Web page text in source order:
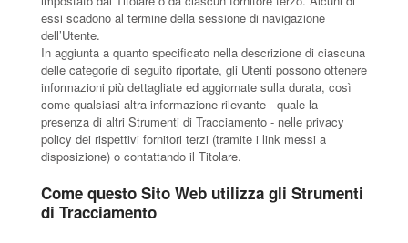
essi scadono al termine della sessione di navigazione
dell’Utente.
In aggiunta a quanto specificato nella descrizione di ciascuna
delle categorie di seguito riportate, gli Utenti possono ottenere
informazioni più dettagliate ed aggiornate sulla durata, così
come qualsiasi altra informazione rilevante - quale la
presenza di altri Strumenti di Tracciamento - nelle privacy
policy dei rispettivi fornitori terzi (tramite i link messi a
disposizione) o contattando il Titolare.
Come questo Sito Web utilizza gli Strumenti
di Tracciamento